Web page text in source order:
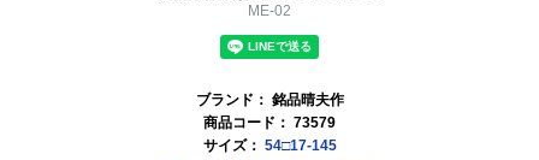
ME-02
ブランド： 銘品晴夫作
商品コード： 73579
サイズ： 54□17-145